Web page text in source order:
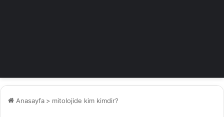
Anasayfa > mitolojide kim kimdir?